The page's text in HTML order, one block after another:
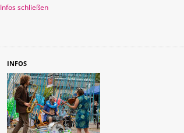
Infos schließen
INFOS